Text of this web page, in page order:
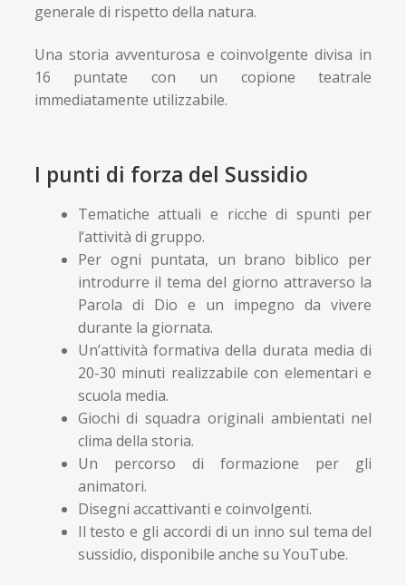
generale di rispetto della natura.
Una storia avventurosa e coinvolgente divisa in
16 puntate con un copione teatrale
immediatamente utilizzabile.
I punti di forza del Sussidio
Tematiche attuali e ricche di spunti per
l’attività di gruppo.
Per ogni puntata, un brano biblico per
introdurre il tema del giorno attraverso la
Parola di Dio e un impegno da vivere
durante la giornata.
Un’attività formativa della durata media di
20-30 minuti realizzabile con elementari e
scuola media.
Giochi di squadra originali ambientati nel
clima della storia.
Un percorso di formazione per gli
animatori.
Disegni accattivanti e coinvolgenti.
Il testo e gli accordi di un inno sul tema del
sussidio, disponibile anche su YouTube.